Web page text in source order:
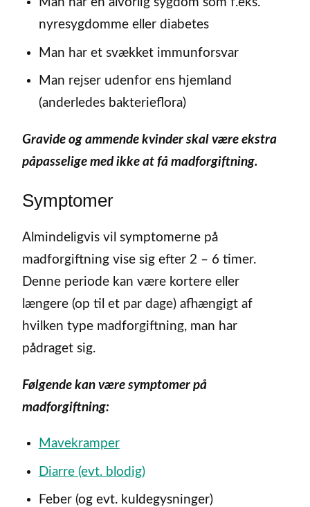
nyresygdomme eller diabetes
Man har et svækket immunforsvar
Man rejser udenfor ens hjemland
(anderledes bakterieflora)
Gravide og ammende kvinder skal være ekstra
påpasselige med ikke at få madforgiftning.
Symptomer
Almindeligvis vil symptomerne på
madforgiftning vise sig efter 2 – 6 timer.
Denne periode kan være kortere eller
længere (op til et par dage) afhængigt af
hvilken type madforgiftning, man har
pådraget sig.
Følgende kan være symptomer på
madforgiftning:
Mavekramper
Diarre (evt. blodig)
Feber (og evt. kuldegysninger)